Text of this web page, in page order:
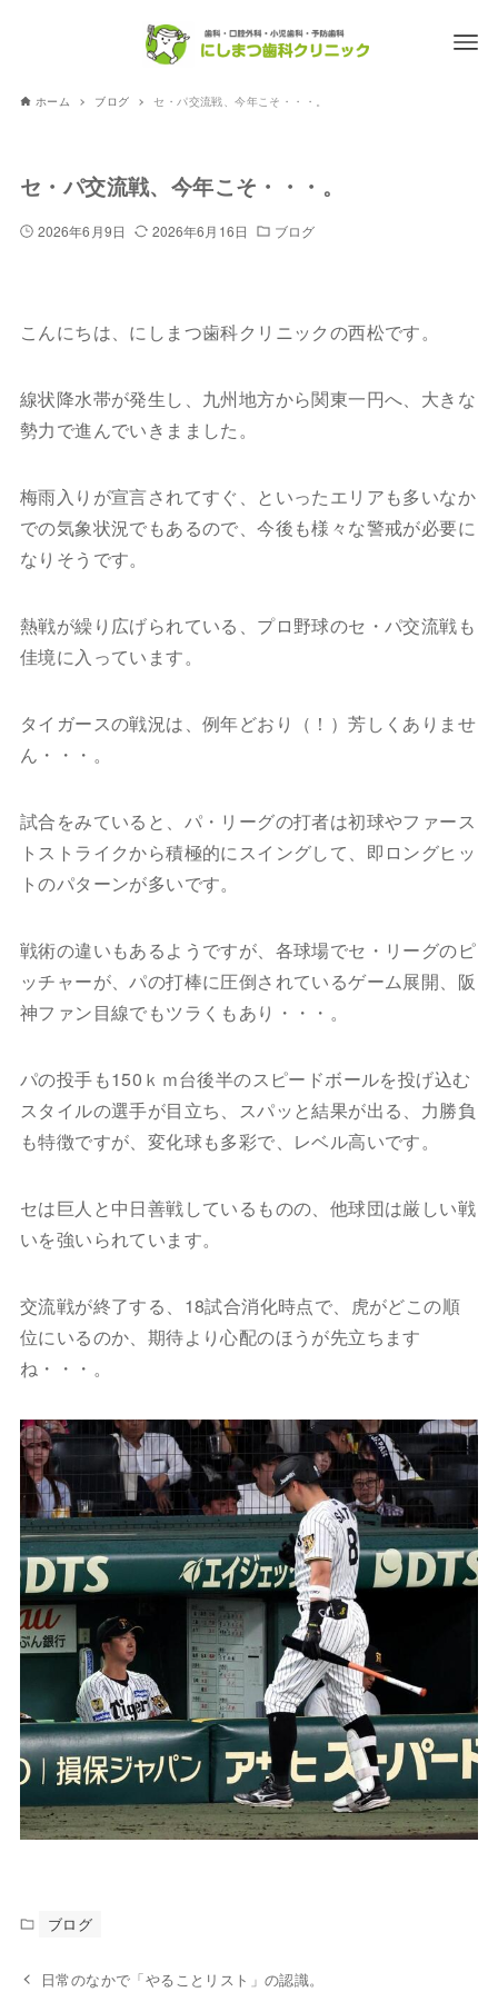
ホーム ブログ セ・パ交流戦、今年こそ・・・。
セ・パ交流戦、今年こそ・・・。
2026年6月9日 2026年6月16日 ブログ
こんにちは、にしまつ歯科クリニックの西松です。
線状降水帯が発生し、九州地方から関東一円へ、大きな
勢力で進んでいきまました。
梅雨入りが宣言されてすぐ、といったエリアも多いなか
での気象状況でもあるので、今後も様々な警戒が必要に
なりそうです。
熱戦が繰り広げられている、プロ野球のセ・パ交流戦も
佳境に入っています。
タイガースの戦況は、例年どおり（！）芳しくありませ
ん・・・。
試合をみていると、パ・リーグの打者は初球やファース
トストライクから積極的にスイングして、即ロングヒッ
トのパターンが多いです。
戦術の違いもあるようですが、各球場でセ・リーグのピ
ッチャーが、パの打棒に圧倒されているゲーム展開、阪
神ファン目線でもツラくもあり・・・。
パの投手も150ｋｍ台後半のスピードボールを投げ込む
スタイルの選手が目立ち、スパッと結果が出る、力勝負
も特徴ですが、変化球も多彩で、レベル高いです。
セは巨人と中日善戦しているものの、他球団は厳しい戦
いを強いられています。
交流戦が終了する、18試合消化時点で、虎がどこの順
位にいるのか、期待より心配のほうが先立ちます
ね・・・。
ブログ
日常のなかで「やることリスト」の認識。